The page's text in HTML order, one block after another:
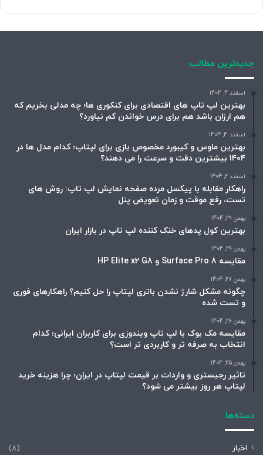
جدیدترین مطالب
اسفند 4, 1404
بهترین لپ تاپ های اقتصادی برای کنکوری ها؛ چه مدلی بخریم که
هم ارزان باشد هم برای درس خواندن کم نیاورد؟
اسفند 3, 1404
بهترین ماوس و کیبورد مخصوص بازی برای لپتاپ؛ کدام مدل ها در
۱۴۰۴ بیشترین دقت و سرعت را می دهند؟
اسفند 2, 1404
راهکار مقابله با پیکسل مرده صفحه نمایش لپ تاپ: روش های
تست، رفع موقت و زمان تعویض پنل
بهمن 29, 1404
بهترین کول پدهای خنک کننده لپ تاپ در بازار ایران
بهمن 29, 1404
مقایسه Surface Pro 8 و HP Elite x2 G8
بهمن 27, 1404
چگونه مشکل شارژ نشدن باتری لپتاپ را حل کنیم؟ راهکارهای فوری
و تست شده
بهمن 26, 1404
مقایسه مک بوک با لپ تاپ ویندوزی برای کاربران ایرانی؛ کدام
انتخاب به صرفه تر و کاربردی تر است؟
بهمن 25, 1404
تاثیر رجیستری و واردات بر قیمت لپتاپ در ایران؛ چرا هزینه خرید
لپتاپ هر روز بیشتر می شود؟
دسته‌ها
اخبار
(8)